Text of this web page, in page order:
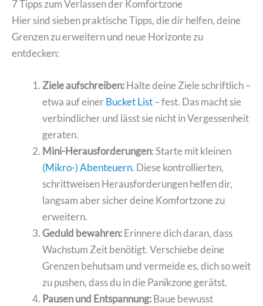
7 Tipps zum Verlassen der Komfortzone
Hier sind sieben praktische Tipps, die dir helfen, deine
Grenzen zu erweitern und neue Horizonte zu
entdecken:
Ziele aufschreiben:Halte deine Ziele schriftlich –
etwa auf einerBucket List– fest. Das macht sie
verbindlicher und lässt sie nicht in Vergessenheit
geraten.
Mini-Herausforderungen: Starte mit kleinen
(Mikro-) Abenteuern. Diese kontrollierten,
schrittweisen Herausforderungen helfen dir,
langsam aber sicher deine Komfortzone zu
erweitern.
Geduld bewahren:Erinnere dich daran, dass
Wachstum Zeit benötigt. Verschiebe deine
Grenzen behutsam und vermeide es, dich so weit
zu pushen, dass du in die Panikzone gerätst.
Pausen und Entspannung:Baue bewusst